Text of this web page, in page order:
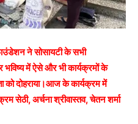
ने सोसायटी के सभी
भविष्य में ऐसे और भी कार्यक्रमों के
को दोहराया।आज के कार्यक्रम में
सेठी, अर्चना श्रीवास्तव, चेतन शर्मा